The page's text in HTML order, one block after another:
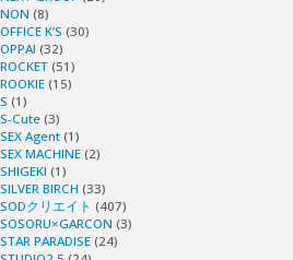
NON (8)
OFFICE K’S (30)
OPPAI (32)
ROCKET (51)
ROOKIE (15)
S (1)
S-Cute (3)
SEX Agent (1)
SEX MACHINE (2)
SHIGEKI (1)
SILVER BIRCH (33)
SODクリエイト (407)
SOSORU×GARCON (3)
STAR PARADISE (24)